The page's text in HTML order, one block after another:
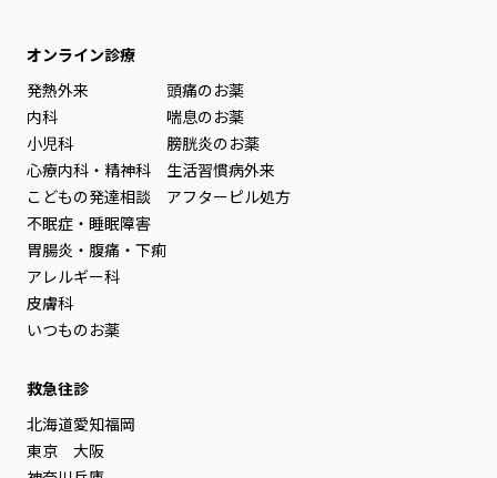
オンライン診療
発熱外来
内科
小児科
心療内科・精神科
こどもの発達相談
不眠症・睡眠障害
胃腸炎・腹痛・下痢
アレルギー科
皮膚科
いつものお薬
頭痛のお薬
喘息のお薬
膀胱炎のお薬
生活習慣病外来
アフターピル処方
救急往診
北海道
東京
愛知
大阪
福岡